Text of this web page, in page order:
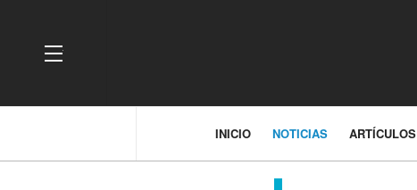
OFF CANVAS
INICIO NOTICIAS ARTÍCULOS